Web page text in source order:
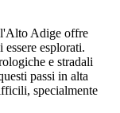
l'Alto Adige offre
esplorati.
e stradali
passi in alta
specialmente